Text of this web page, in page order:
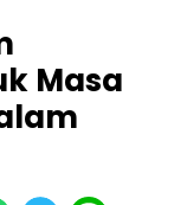
Masa